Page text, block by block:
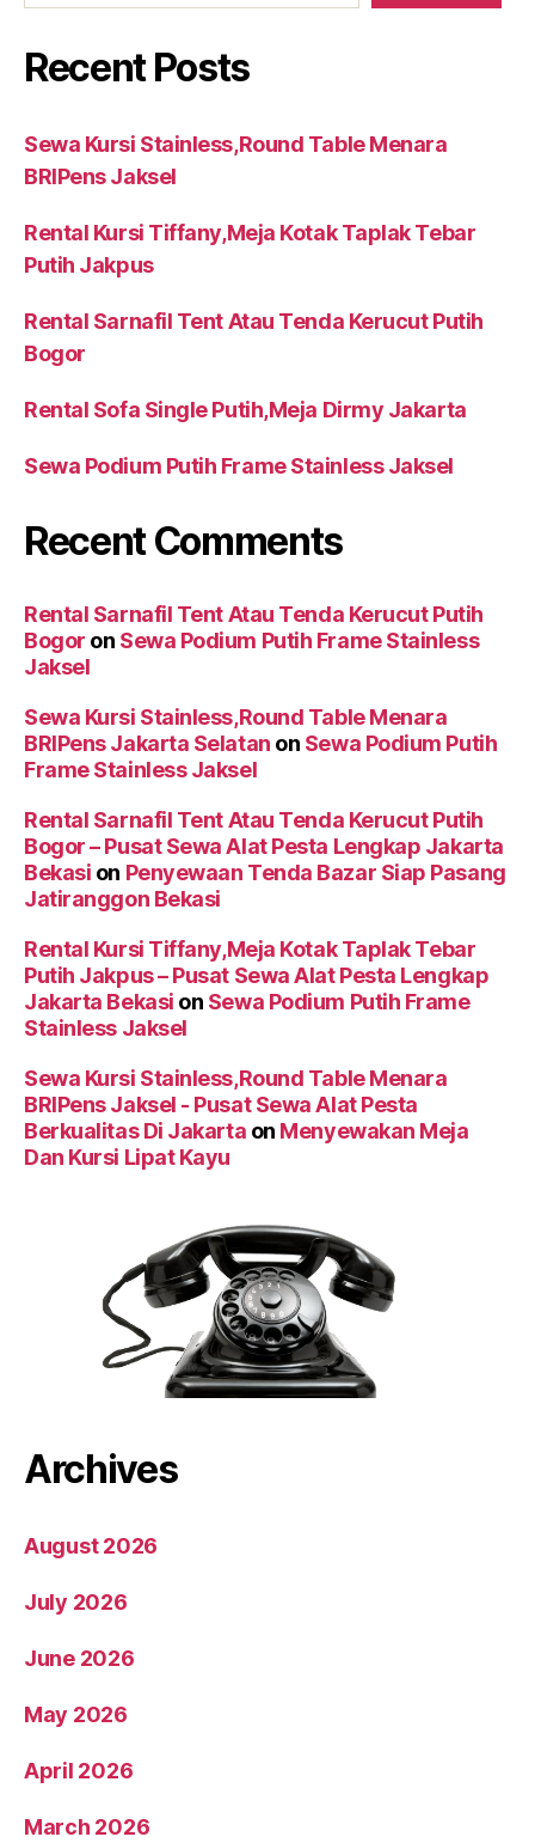
Recent Posts
Sewa Kursi Stainless,Round Table Menara
BRIPens Jaksel
Rental Kursi Tiffany,Meja Kotak Taplak Tebar
Putih Jakpus
Rental Sarnafil Tent Atau Tenda Kerucut Putih
Bogor
Rental Sofa Single Putih,Meja Dirmy Jakarta
Sewa Podium Putih Frame Stainless Jaksel
Recent Comments
Rental Sarnafil Tent Atau Tenda Kerucut Putih
Bogor on Sewa Podium Putih Frame Stainless
Jaksel
Sewa Kursi Stainless,Round Table Menara
BRIPens Jakarta Selatan on Sewa Podium Putih
Frame Stainless Jaksel
Rental Sarnafil Tent Atau Tenda Kerucut Putih
Bogor – Pusat Sewa Alat Pesta Lengkap Jakarta
Bekasi on Penyewaan Tenda Bazar Siap Pasang
Jatiranggon Bekasi
Rental Kursi Tiffany,Meja Kotak Taplak Tebar
Putih Jakpus – Pusat Sewa Alat Pesta Lengkap
Jakarta Bekasi on Sewa Podium Putih Frame
Stainless Jaksel
Sewa Kursi Stainless,Round Table Menara
BRIPens Jaksel - Pusat Sewa Alat Pesta
Berkualitas Di Jakarta on Menyewakan Meja
Dan Kursi Lipat Kayu
Archives
August 2026
July 2026
June 2026
May 2026
April 2026
March 2026